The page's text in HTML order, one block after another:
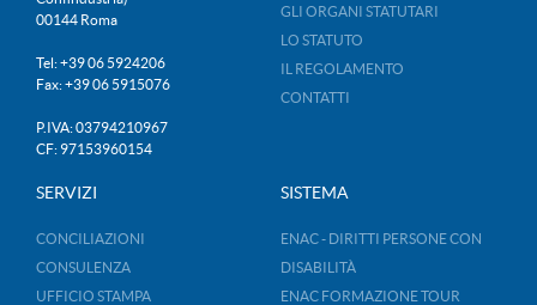
00144 Roma
Tel: +39 06 5924206
Fax: +39 06 5915076
P.IVA: 03794210967
CF: 97153960154
GLI ORGANI STATUTARI
LO STATUTO
IL REGOLAMENTO
CONTATTI
SERVIZI
CONCILIAZIONI
CONSULENZA
UFFICIO STAMPA
SISTEMA
ENAC - DIRITTI PERSONE CON
DISABILITÀ
ENAC FORMAZIONE TOUR